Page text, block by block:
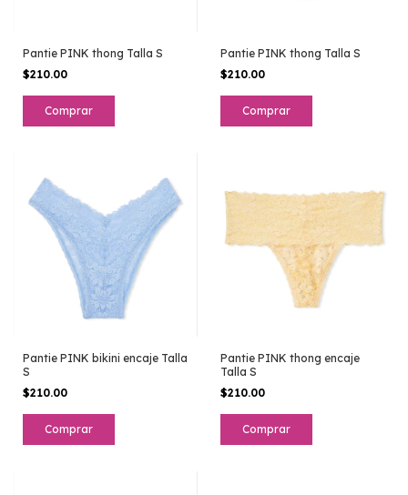
Pantie PINK thong Talla S
$210.00
Pantie PINK thong Talla S
$210.00
Pantie PINK bikini encaje Talla
S
$210.00
Pantie PINK thong encaje
Talla S
$210.00